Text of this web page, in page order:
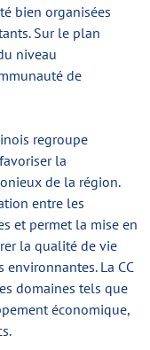
bien organisées
Sur le plan
niveau
de
regroupe
la
de la région.
entre les
et permet la mise en
la qualité de vie
La CC
domaines tels que
économique,